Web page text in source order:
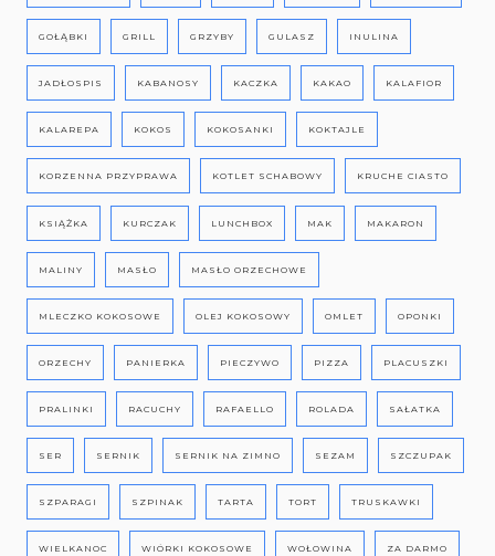
GOŁĄBKI GRILL GRZYBY GULASZ INULINA
JADŁOSPIS KABANOSY KACZKA KAKAO KALAFIOR
KALAREPA KOKOS KOKOSANKI KOKTAJLE
KORZENNA PRZYPRAWA KOTLET SCHABOWY KRUCHE CIASTO
KSIĄŻKA KURCZAK LUNCHBOX MAK MAKARON
MALINY MASŁO MASŁO ORZECHOWE
MLECZKO KOKOSOWE OLEJ KOKOSOWY OMLET OPONKI
ORZECHY PANIERKA PIECZYWO PIZZA PLACUSZKI
PRALINKI RACUCHY RAFAELLO ROLADA SAŁATKA
SER SERNIK SERNIK NA ZIMNO SEZAM SZCZUPAK
SZPARAGI SZPINAK TARTA TORT TRUSKAWKI
WIELKANOC WIÓRKI KOKOSOWE WOŁOWINA ZA DARMO